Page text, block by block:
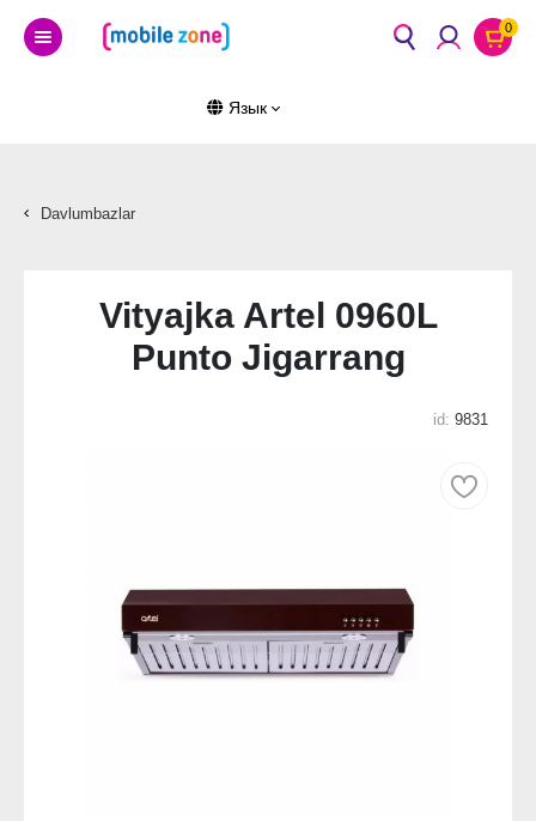
0
Язык
Davlumbazlar
Vityajka Artel 0960L
Punto Jigarrang
id: 9831